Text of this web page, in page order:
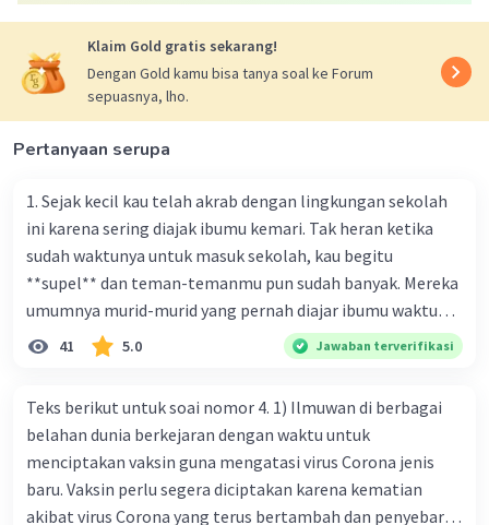
Klaim Gold gratis sekarang!
Dengan Gold kamu bisa tanya soal ke Forum
sepuasnya, lho.
Pertanyaan serupa
1. Sejak kecil kau telah akrab dengan lingkungan sekolah
ini karena sering diajak ibumu kemari. Tak heran ketika
sudah waktunya untuk masuk sekolah, kau begitu
**supel** dan teman-temanmu pun sudah banyak. Mereka
umumnya murid-murid yang pernah diajar ibumu waktu
kelas satu. Sedangkan aku? Aku waktu itu baru saja pindah
ke kota kecil ini. Makna kata bercetak tebal dalam kutipan
baik
41 5.0 Jawaban terverifikasi
Teks berikut untuk soai nomor 4. 1) Ilmuwan di berbagai
belahan dunia berkejaran dengan waktu untuk
menciptakan vaksin guna mengatasi virus Corona jenis
baru. Vaksin perlu segera diciptakan karena kematian
akibat virus Corona yang terus bertambah dan penyebaran